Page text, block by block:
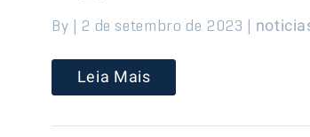
By | 2 de setembro de 2023 |
Leia Mais